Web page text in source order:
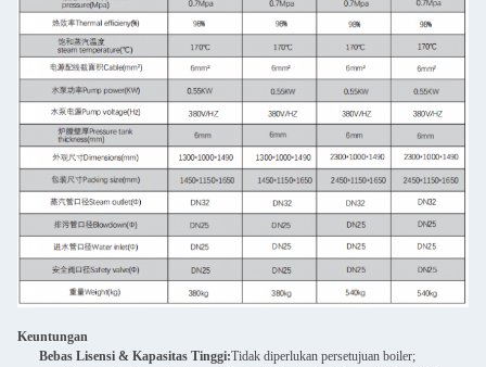
Keuntungan
Bebas Lisensi & Kapasitas Tinggi:Tidak diperlukan persetujuan boiler;